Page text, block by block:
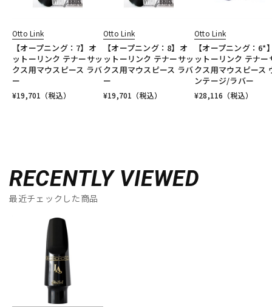
Otto Link
【オープニング：7】オ
ットーリンク テナーサッ
クス用マウスピース ラバ
ー
¥19,701 （税込）
Otto Link
【オープニング：8】オ
ットーリンク テナーサッ
クス用マウスピース ラバ
ー
¥19,701 （税込）
Otto Link
【オープニング：6*
ットーリンク テナー
クス用マウスピース
ンテージ/ラバー
¥28,116 （税込）
RECENTLY VIEWED
最近チェックした商品